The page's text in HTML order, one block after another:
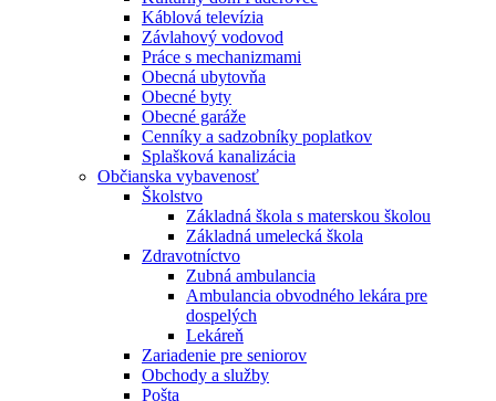
Káblová televízia
Závlahový vodovod
Práce s mechanizmami
Obecná ubytovňa
Obecné byty
Obecné garáže
Cenníky a sadzobníky poplatkov
Splašková kanalizácia
Občianska vybavenosť
Školstvo
Základná škola s materskou školou
Základná umelecká škola
Zdravotníctvo
Zubná ambulancia
Ambulancia obvodného lekára pre
dospelých
Lekáreň
Zariadenie pre seniorov
Obchody a služby
Pošta